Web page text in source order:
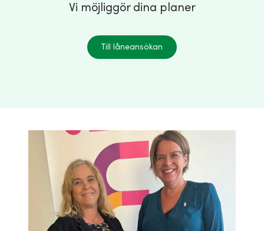
Vi möjliggör dina planer
Till låneansökan